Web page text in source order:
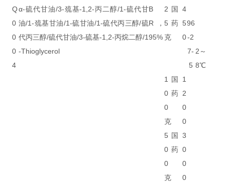
Q
0
0
0
4
α-硫代甘油/3-巯基-1,2-丙二醇/1-硫代甘
油/1-巯基甘油/1-硫甘油/1-硫代丙三醇/硫
代丙三醇/硫代甘油/3-硫基-1,2-丙烷二醇/1
-Thioglycerol
B
R，
95%
2
5
克
国
药
4
5
0
96
-2
7-
5
2～
8℃
1
0
0
克
国
药
1
2
0
0
5
0
0
克
国
药
3
0
0
0